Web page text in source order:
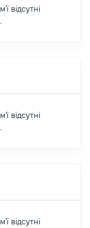
відсутні
відсутні
відсутні